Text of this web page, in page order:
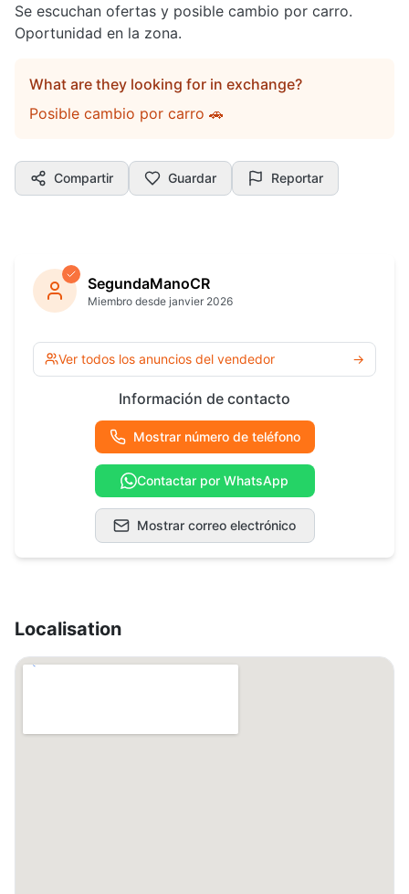
Se escuchan ofertas y posible cambio por carro.
Oportunidad en la zona.
What are they looking for in exchange?
Posible cambio por carro 🚗
Compartir Guardar Reportar
SegundaManoCR
Miembro desde janvier 2026
Ver todos los anuncios del vendedor →
Información de contacto
Mostrar número de teléfono
Contactar por WhatsApp
Mostrar correo electrónico
Localisation